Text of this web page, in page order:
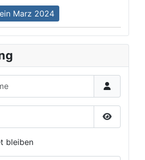
Marz 2024
Passwort
bleiben